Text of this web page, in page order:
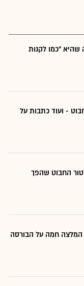
"כמו לקנות
- ועוד כתבות על
החבוט שהפך
המלצה חמה על הבורסה